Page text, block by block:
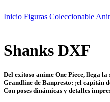
Inicio Figuras Coleccionable
Shanks DXF
Del exitoso anime One Piece, llega
Grandline de Banpresto: ¡el capitán
Con poses dinámicas y detalles